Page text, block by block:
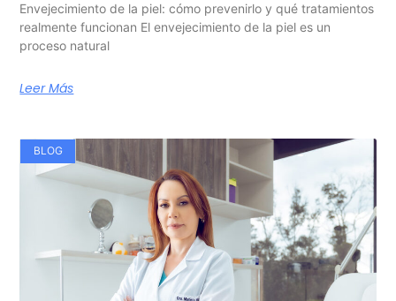
Envejecimiento de la piel: cómo prevenirlo y qué tratamientos
realmente funcionan El envejecimiento de la piel es un
proceso natural
Leer Más
BLOG